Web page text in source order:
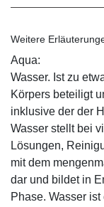
Weitere
Aqua:
Wasser. Ist zu
Körpers beteiligt
inklusive der der
Wasser stellt bei
Lösungen,
mit dem
dar und bildet in
Phase. Wasser